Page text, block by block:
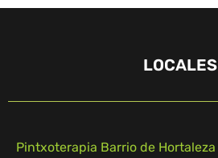
LOCALES
Pintxoterapia Barrio de Hortaleza